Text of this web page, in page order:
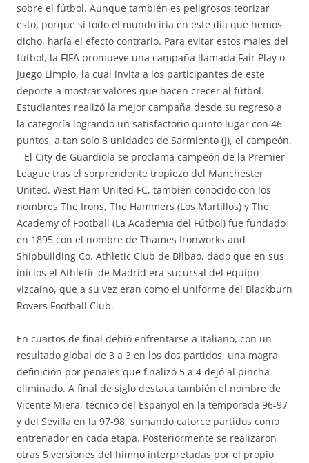
sobre el fútbol. Aunque también es peligrosos teorizar
esto, porque si todo el mundo iría en este día que hemos
dicho, haría el efecto contrario. Para evitar estos males del
fútbol, la FIFA promueve una campaña llamada Fair Play o
Juego Limpio, la cual invita a los participantes de este
deporte a mostrar valores que hacen crecer al fútbol.
Estudiantes realizó la mejor campaña desde su regreso a
la categoría logrando un satisfactorio quinto lugar con 46
puntos, a tan solo 8 unidades de Sarmiento (J), el campeón.
↑ El City de Guardiola se proclama campeón de la Premier
League tras el sorprendente tropiezo del Manchester
United. West Ham United FC, también conocido con los
nombres The Irons, The Hammers (Los Martillos) y The
Academy of Football (La Academia del Fútbol) fue fundado
en 1895 con el nombre de Thames Ironworks and
Shipbuilding Co. Athletic Club de Bilbao, dado que en sus
inicios el Athletic de Madrid era sucursal del equipo
vizcaíno, que a su vez eran como el uniforme del Blackburn
Rovers Football Club.
En cuartos de final debió enfrentarse a Italiano, con un
resultado global de 3 a 3 en los dos partidos, una magra
definición por penales que finalizó 5 a 4 dejó al pincha
eliminado. A final de siglo destaca también el nombre de
Vicente Miera, técnico del Espanyol en la temporada 96-97
y del Sevilla en la 97-98, sumando catorce partidos como
entrenador en cada etapa. Posteriormente se realizaron
otras 5 versiones del himno interpretadas por el propio